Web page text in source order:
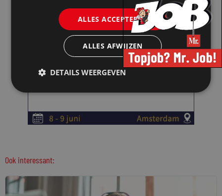
Ook interessant:
ALLES ACCEPTEREN
ALLES AFWIJZEN
DETAILS WEERGEVEN